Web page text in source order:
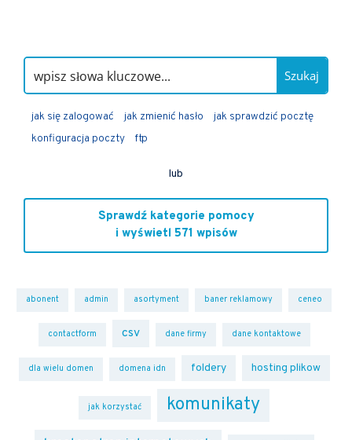
Szukaj
jak się zalogować jak zmienić hasło
jak sprawdzić pocztę
konfiguracja poczty
ftp
lub
Sprawdź kategorie pomocy
i wyświetl 571 wpisów
abonent admin asortyment baner reklamowy ceneo
contactform csv dane firmy dane kontaktowe
dla wielu domen domena idn foldery hosting plikow
jak korzystać komunikaty